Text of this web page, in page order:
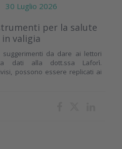
30 Luglio 2026
per la salute
valigia
da dare ai lettori
dati alla dott.ssa Laforì.
possono essere replicati ai